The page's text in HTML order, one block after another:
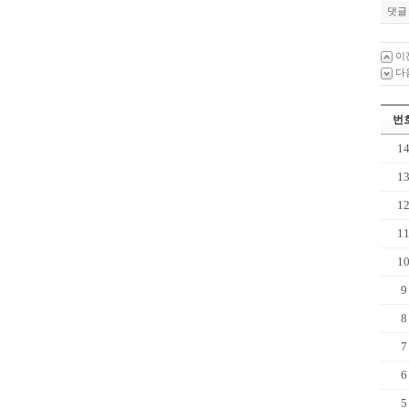
댓글
이
다
번
14
13
12
11
10
9
8
7
6
5